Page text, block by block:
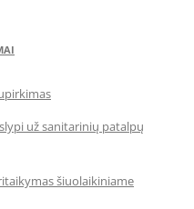
už sanitarinių patalpų
šiuolaikiniame